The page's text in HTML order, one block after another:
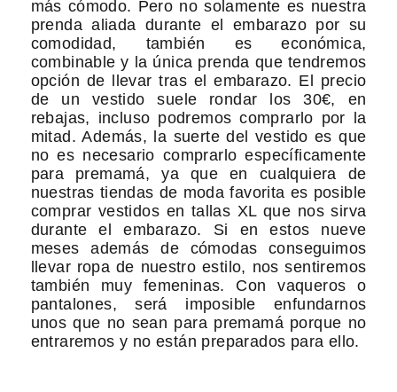
más cómodo. Pero no solamente es nuestra
prenda aliada durante el embarazo por su
comodidad, también es económica,
combinable y la única prenda que tendremos
opción de llevar tras el embarazo. El precio
de un vestido suele rondar los 30€, en
rebajas, incluso podremos comprarlo por la
mitad. Además, la suerte del vestido es que
no es necesario comprarlo específicamente
para premamá, ya que en cualquiera de
nuestras tiendas de moda favorita es posible
comprar vestidos en tallas XL que nos sirva
durante el embarazo. Si en estos nueve
meses además de cómodas conseguimos
llevar ropa de nuestro estilo, nos sentiremos
también muy femeninas. Con vaqueros o
pantalones, será imposible enfundarnos
unos que no sean para premamá porque no
entraremos y no están preparados para ello.